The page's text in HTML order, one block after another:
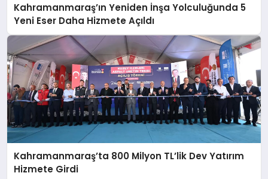
Kahramanmaraş’ın Yeniden İnşa Yolculuğunda 5
Yeni Eser Daha Hizmete Açıldı
Kahramanmaraş’ta 800 Milyon TL’lik Dev Yatırım
Hizmete Girdi